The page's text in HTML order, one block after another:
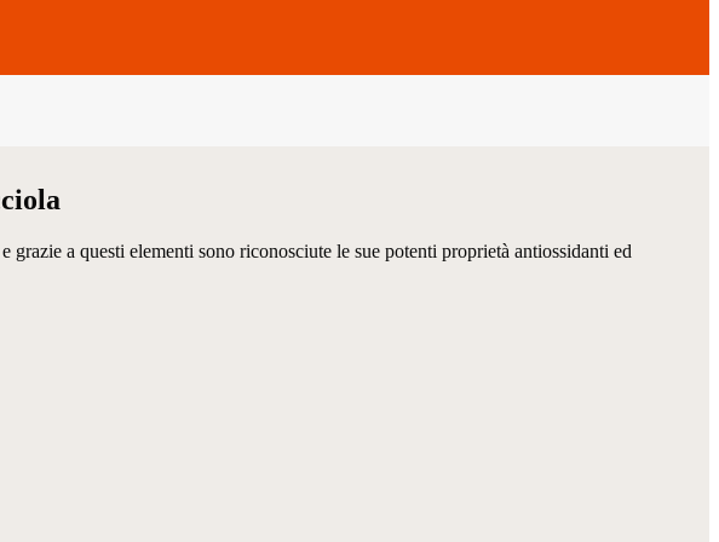
a questi elementi sono riconosciute le sue potenti proprietà antiossidanti ed